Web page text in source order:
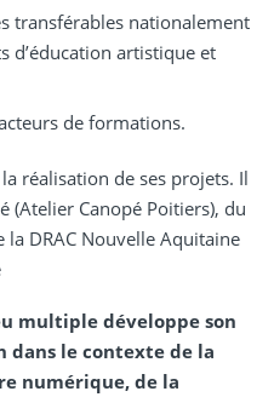
transférables nationalement
d’éducation artistique et
de formations.
réalisation de ses projets. Il
(Atelier Canopé Poitiers), du
la DRAC Nouvelle Aquitaine
multiple développe son
dans le contexte de la
numérique, de la